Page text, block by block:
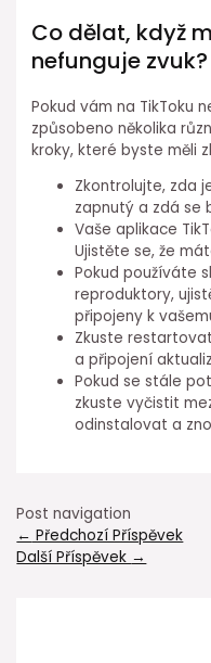
Co dělat, když
nefunguje zvuk?
Pokud vám na TikToku
způsobeno několika
kroky, které byste měli
Zkontrolujte, zda
zapnutý a zdá se
Vaše aplikace
Ujistěte se, že
Pokud používáte
reproduktory,
připojeny k
Zkuste
a připojení
Pokud se stále
zkuste vyčistit
odinstalovat a
Post navigation
← Předchozí Příspěvek
Další Příspěvek →